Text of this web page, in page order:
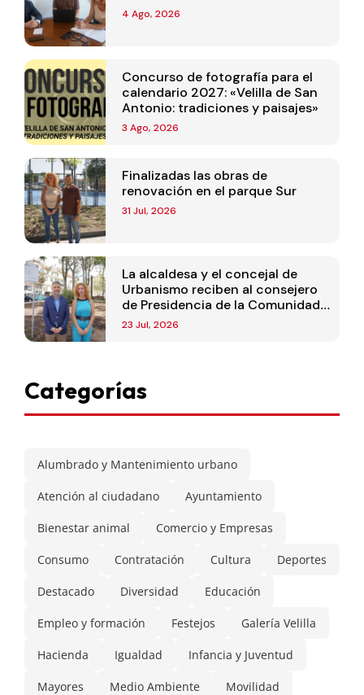
4 Ago, 2026
Concurso de fotografía para el
calendario 2027: «Velilla de San
Antonio: tradiciones y paisajes»
3 Ago, 2026
Finalizadas las obras de
renovación en el parque Sur
31 Jul, 2026
La alcaldesa y el concejal de
Urbanismo reciben al consejero
de Presidencia de la Comunidad
de Madrid
23 Jul, 2026
Categorías
Alumbrado y Mantenimiento urbano
Atención al ciudadano Ayuntamiento
Bienestar animal Comercio y Empresas
Consumo Contratación Cultura Deportes
Destacado Diversidad Educación
Empleo y formación Festejos Galería Velilla
Hacienda Igualdad Infancia y Juventud
Mayores Medio Ambiente Movilidad